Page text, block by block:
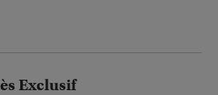
Exclusif